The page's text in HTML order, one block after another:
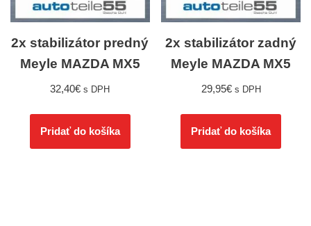
2x stabilizátor predný
Meyle MAZDA MX5
32,40€ s DPH
Pridať do košíka
2x stabilizátor zadný
Meyle MAZDA MX5
29,95€ s DPH
Pridať do košíka